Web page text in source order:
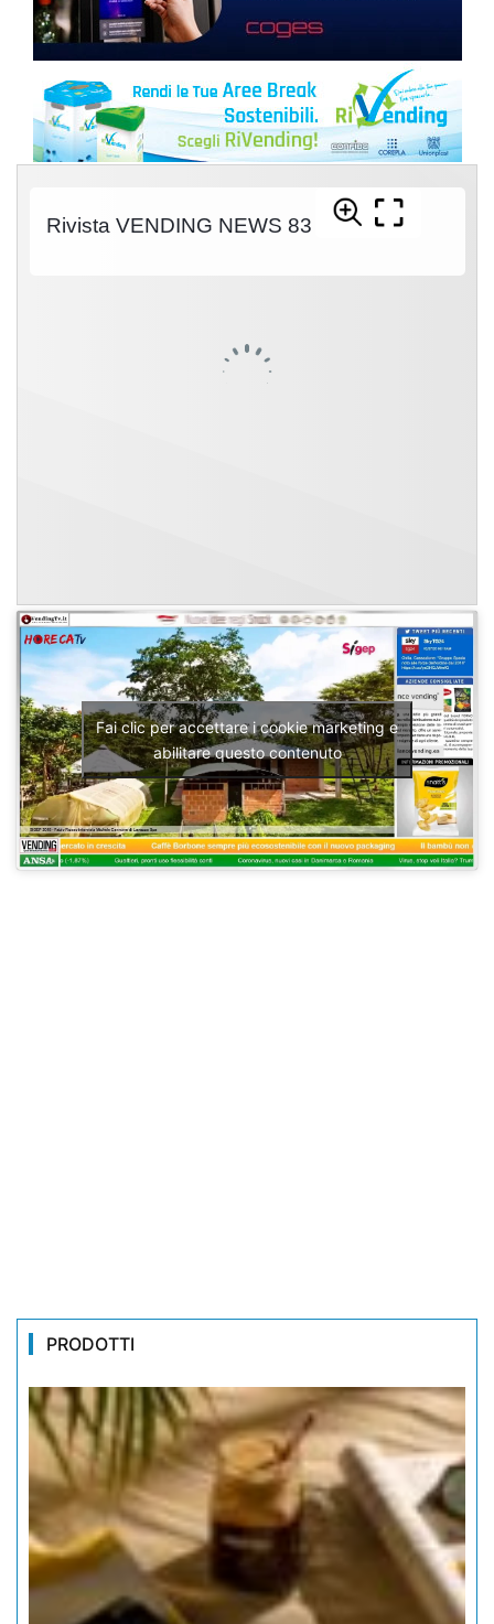
Fai clic per accettare i cookie marketing e
abilitare questo contenuto
PRODOTTI